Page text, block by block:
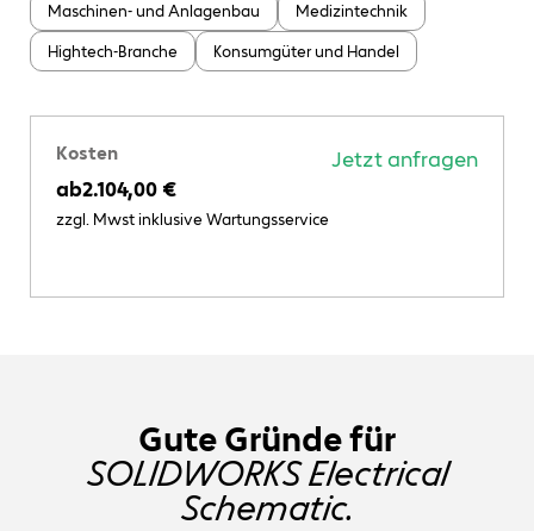
Maschinen- und Anlagenbau
Medizintechnik
Hightech-Branche
Konsumgüter und Handel
Kosten
ab2.104,00 €
zzgl. Mwst inklusive Wartungsservice
Jetzt anfragen
Gute Gründe für
SOLIDWORKS Electrical
Schematic.